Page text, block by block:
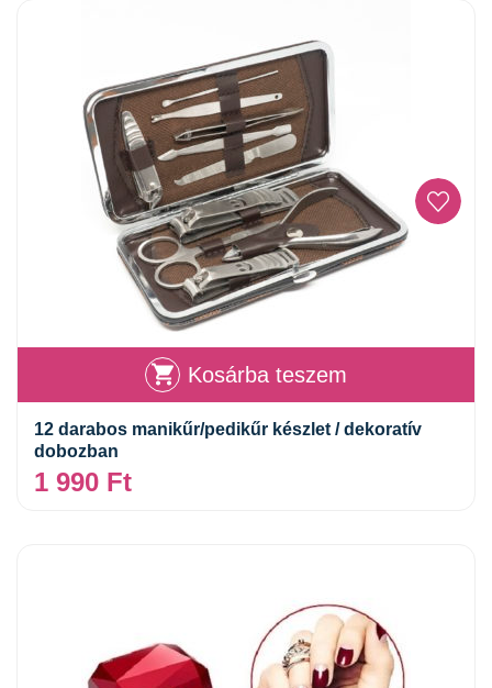
Kosárba teszem
12 darabos manikűr/pedikűr készlet / dekoratív
dobozban
1 990 Ft